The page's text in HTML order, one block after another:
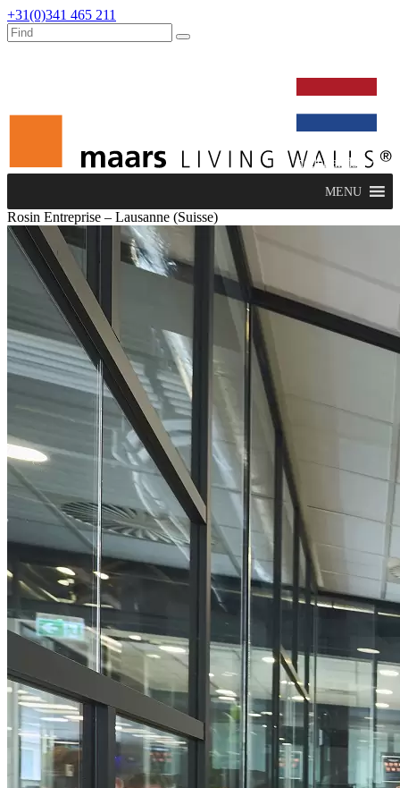
+31(0)341 465 211
nederlands
MENU
Rosin Entreprise – Lausanne (Suisse)